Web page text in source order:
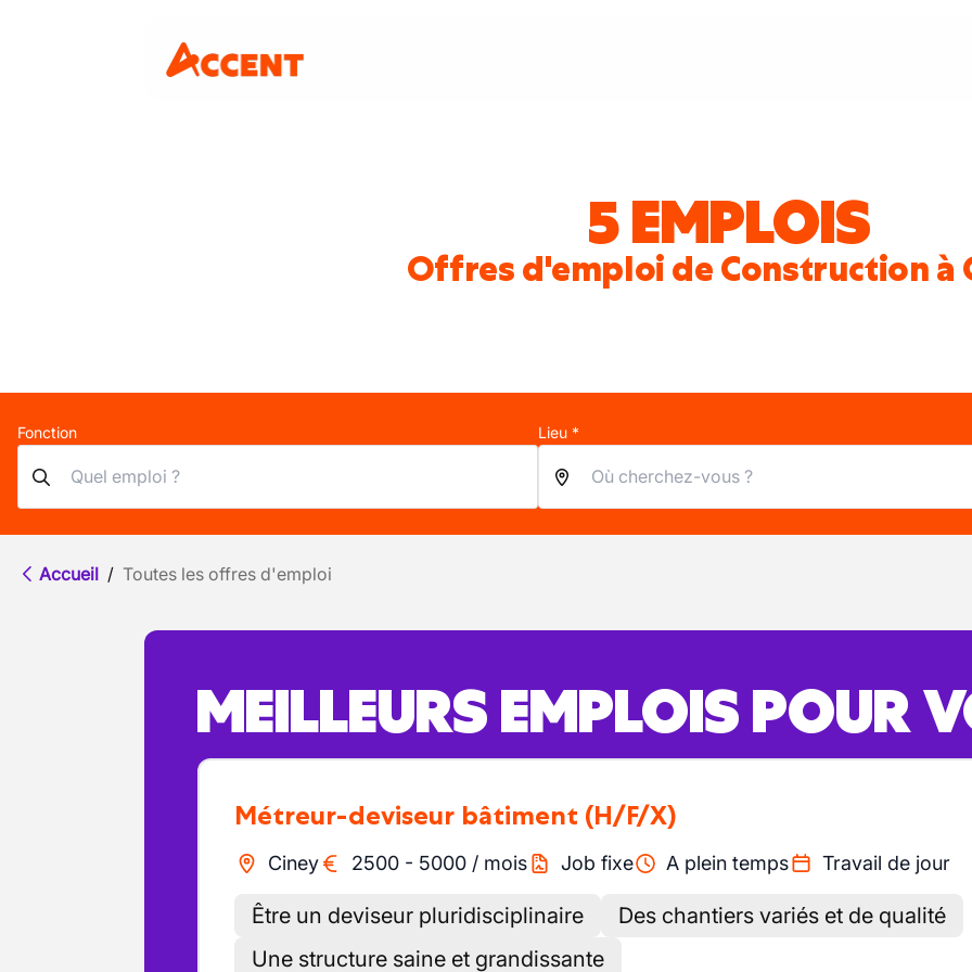
5 EMPLOIS
Offres d'emploi de Construction à
Fonction Lieu *
Accueil / Toutes les offres d'emploi
MEILLEURS EMPLOIS POUR
Métreur-deviseur bâtiment (H/F/X)
Ciney 2500 - 5000 / mois Job fixe A plein temps Travail de jour
Être un deviseur pluridisciplinaire
Des chantiers variés et de qualité
Une structure saine et grandissante